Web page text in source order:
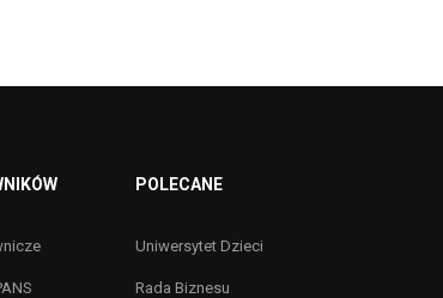
POLECANE
Uniwersytet Dzieci
Rada Biznesu